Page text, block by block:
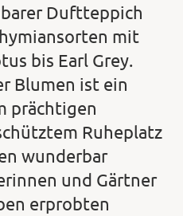
Duftteppich
mit
bis Earl Grey.
Blumen ist ein
prächtigen
Ruheplatz
wunderbar
und Gärtner
erprobten